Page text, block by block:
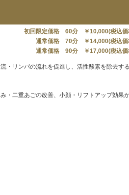
初回限定価格 60分 ￥10,000(税込価
通常価格 70分 ￥14,000(税込価
通常価格 90分 ￥17,000(税込価
・リンパの流れを促進し、活性酸素を除去す
・二重あごの改善、小顔・リフトアップ効果